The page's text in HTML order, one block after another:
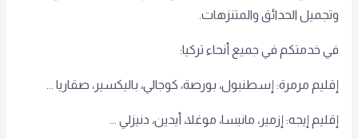
وتجميل الحدائق والمتنزهات.
في خدمتكم في جميع أنحاء تركيا:
إقليم مرمرة: إسطنبول، بورصة، كوجالي، باليكسير، صقاريا ...
إقليم إيجه: إزمير، مانيسا، موغلا، أيدين، دنيزلي ...